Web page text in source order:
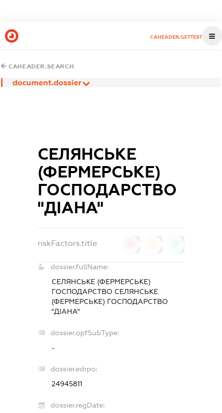
CAHEADER.GETTEST
CAHEADER.SEARCH
document.dossier
СЕЛЯНСЬКЕ
(ФЕРМЕРСЬКЕ)
ГОСПОДАРСТВО
"ДІАНА"
riskFactors.title
dossier.fullName:
СЕЛЯНСЬКЕ (ФЕРМЕРСЬКЕ)
ГОСПОДАРСТВО СЕЛЯНСЬКЕ
(ФЕРМЕРСЬКЕ) ГОСПОДАРСТВО
"ДІАНА"
dossier.opfSubType:
-
dossier.edrpo:
24945811
dossier.regDate: